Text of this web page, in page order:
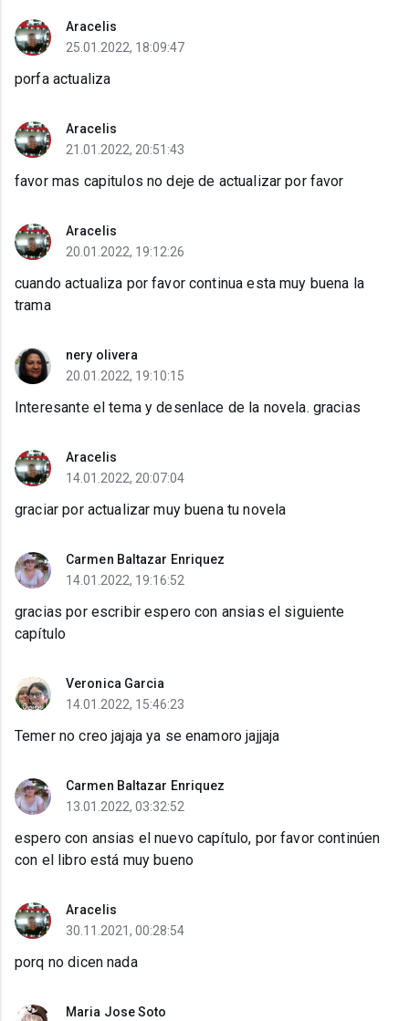
Aracelis
25.01.2022, 18:09:47
porfa actualiza
Aracelis
21.01.2022, 20:51:43
favor mas capitulos no deje de actualizar por favor
Aracelis
20.01.2022, 19:12:26
cuando actualiza por favor continua esta muy buena la
trama
nery olivera
20.01.2022, 19:10:15
Interesante el tema y desenlace de la novela. gracias
Aracelis
14.01.2022, 20:07:04
graciar por actualizar muy buena tu novela
Carmen Baltazar Enriquez
14.01.2022, 19:16:52
gracias por escribir espero con ansias el siguiente
capítulo
Veronica Garcia
14.01.2022, 15:46:23
Temer no creo jajaja ya se enamoro jajjaja
Carmen Baltazar Enriquez
13.01.2022, 03:32:52
espero con ansias el nuevo capítulo, por favor continúen
con el libro está muy bueno
Aracelis
30.11.2021, 00:28:54
porq no dicen nada
Maria Jose Soto